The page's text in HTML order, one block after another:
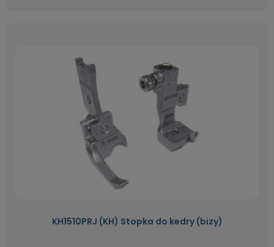
KH1510PRJ (KH) Stopka do kedry (bizy)